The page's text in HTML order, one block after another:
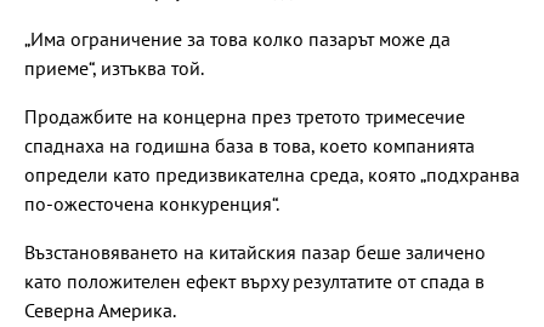
„Има ограничение за това колко пазарът може да
приеме“, изтъква той.
Продажбите на концерна през третото тримесечие
спаднаха на годишна база в това, което компанията
определи като предизвикателна среда, която „подхранва
по-ожесточена конкуренция“.
Възстановяването на китайския пазар беше заличено
като положителен ефект върху резултатите от спада в
Северна Америка.